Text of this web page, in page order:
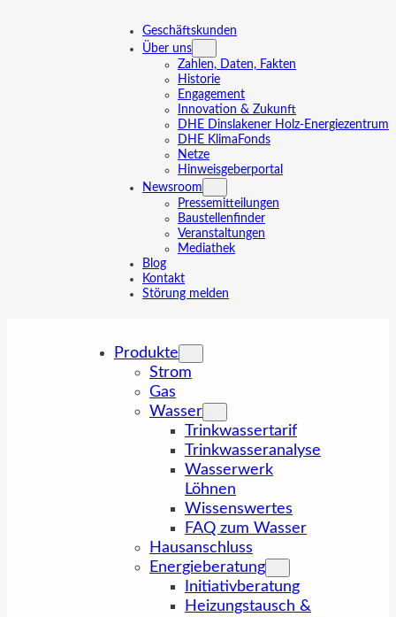
Geschäftskunden
Über uns
Zahlen, Daten, Fakten
Historie
Engagement
Innovation & Zukunft
DHE Dinslakener Holz-Energiezentrum
DHE KlimaFonds
Netze
Hinweisgeberportal
Newsroom
Pressemitteilungen
Baustellenfinder
Veranstaltungen
Mediathek
Blog
Kontakt
Störung melden
Produkte
Strom
Gas
Wasser
Trinkwassertarif
Trinkwasseranalyse
Wasserwerk
Löhnen
Wissenswertes
FAQ zum Wasser
Hausanschluss
Energieberatung
Initiativberatung
Heizungstausch &